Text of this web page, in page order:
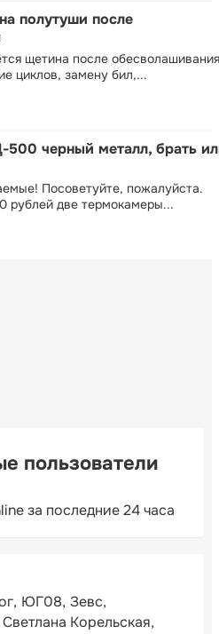
полутуши после
щетина после
циклов, замену бил,...
черный металл, брать
Посоветуйте, пожалуйста.
рублей две термокамеры...
пользователи
за последние 24 часа
ЮГ08 Зевс
Светлана Корельская